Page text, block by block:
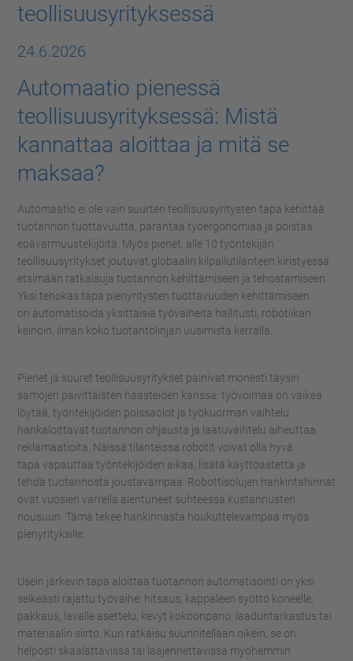
teollisuusyrityksessä
24.6.2026
Automaatio pienessä
teollisuusyrityksessä: Mistä
kannattaa aloittaa ja mitä se
maksaa?
Automaatio ei ole vain suurten teollisuusyritysten tapa kehittää
tuotannon tuottavuutta, parantaa työergonomiaa ja poistaa
epävarmuustekijöitä . Myös pienet , alle 10 työntekijän
teollisuusyritykset joutuvat globaalin kilpailutilanteen kiristyessä
etsimään ratkaisuja tuotannon kehittämiseen ja tehostamiseen.
Yksi tehokas tapa pienyritysten tuottavuuden kehittämiseen
on automatisoida yksittäisiä työvaiheita hallitusti, robotiikan
keinoin, ilman koko tuotantolinjan uusimista kerralla.
Pienet ja suuret teollisuusyritykset painivat monesti täysin
samojen päivittäisten haasteiden kanssa: työvoimaa on vaikea
löytää, työntekijöiden poissaolot ja työkuorman vaihtelu
hankaloittavat tuotannon ohjausta ja laatuvaihtelu aiheuttaa
reklamaatioita . Näissä tilanteissa robotit voivat olla hyvä
tapa vapauttaa työntekijöiden aikaa, lisätä käyttöastetta ja
tehdä tuotannosta joustavampaa Robottisolujen hankinta hinnat
ovat vuosien varrella alentuneet suhteessa kustannusten
nousuun. Tämä tekee hankinnasta houkuttelevampaa myös
pienyrityksille.
Usein järkevin tapa aloittaa tuotannon automatisointi on yksi
selkeästi rajattu työvaihe: hitsaus, kappaleen syöttö koneelle,
pakkaus, lavalle asettelu, kevyt kokoonpano, laaduntarkastus tai
materiaalin siirto. Kun ratkaisu suunnitellaan oikein, se on
helposti skaalattavissa tai laajennettavissa myöhemmin